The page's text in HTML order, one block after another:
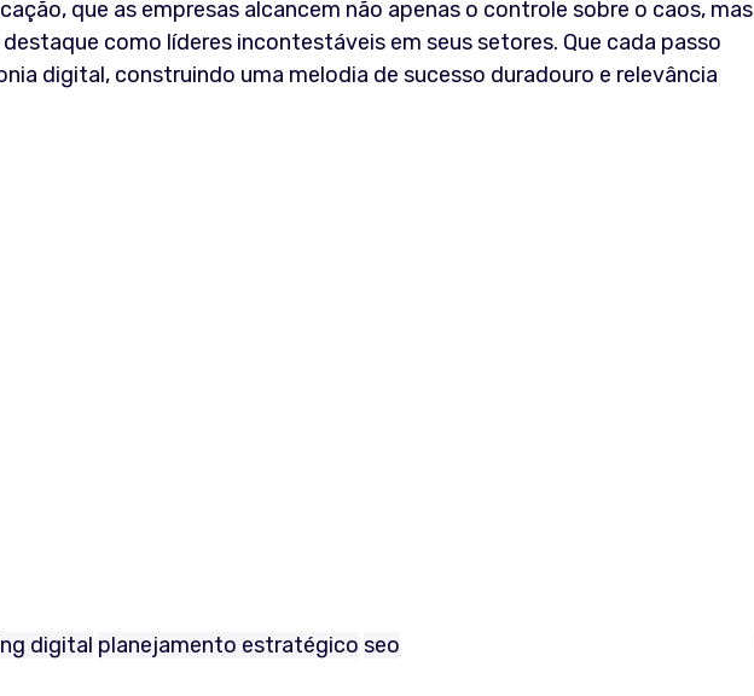
que as empresas alcancem não apenas o controle sobre o caos, mas
como líderes incontestáveis em seus setores. Que cada passo
digital, construindo uma melodia de sucesso duradouro e relevância
digital planejamento estratégico seo